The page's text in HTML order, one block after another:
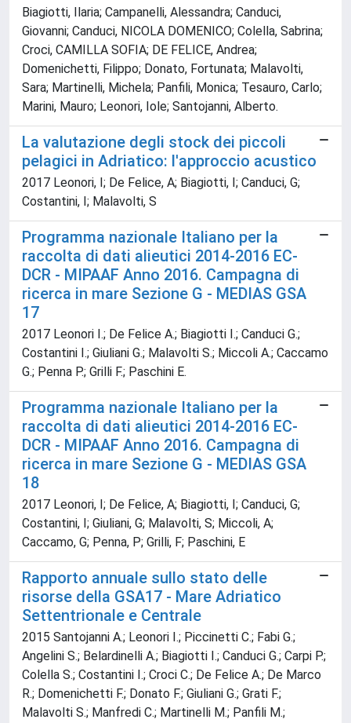
Biagiotti, Ilaria; Campanelli, Alessandra; Canduci,
Giovanni; Canduci, NICOLA DOMENICO; Colella, Sabrina;
Croci, CAMILLA SOFIA; DE FELICE, Andrea;
Domenichetti, Filippo; Donato, Fortunata; Malavolti,
Sara; Martinelli, Michela; Panfili, Monica; Tesauro, Carlo;
Marini, Mauro; Leonori, Iole; Santojanni, Alberto.
La valutazione degli stock dei piccoli
pelagici in Adriatico: l'approccio acustico
2017 Leonori, I; De Felice, A; Biagiotti, I; Canduci, G;
Costantini, I; Malavolti, S
Programma nazionale Italiano per la
raccolta di dati alieutici 2014-2016 EC-
DCR - MIPAAF Anno 2016. Campagna di
ricerca in mare Sezione G - MEDIAS GSA
17
2017 Leonori I.; De Felice A.; Biagiotti I.; Canduci G.;
Costantini I.; Giuliani G.; Malavolti S.; Miccoli A.; Caccamo
G.; Penna P.; Grilli F.; Paschini E.
Programma nazionale Italiano per la
raccolta di dati alieutici 2014-2016 EC-
DCR - MIPAAF Anno 2016. Campagna di
ricerca in mare Sezione G - MEDIAS GSA
18
2017 Leonori, I; De Felice, A; Biagiotti, I; Canduci, G;
Costantini, I; Giuliani, G; Malavolti, S; Miccoli, A;
Caccamo, G; Penna, P; Grilli, F; Paschini, E
Rapporto annuale sullo stato delle
risorse della GSA17 - Mare Adriatico
Settentrionale e Centrale
2015 Santojanni A.; Leonori I.; Piccinetti C.; Fabi G.;
Angelini S.; Belardinelli A.; Biagiotti I.; Canduci G.; Carpi P.;
Colella S.; Costantini I.; Croci C.; De Felice A.; De Marco
R.; Domenichetti F.; Donato F.; Giuliani G.; Grati F.;
Malavolti S.; Manfredi C.; Martinelli M.; Panfili M.;